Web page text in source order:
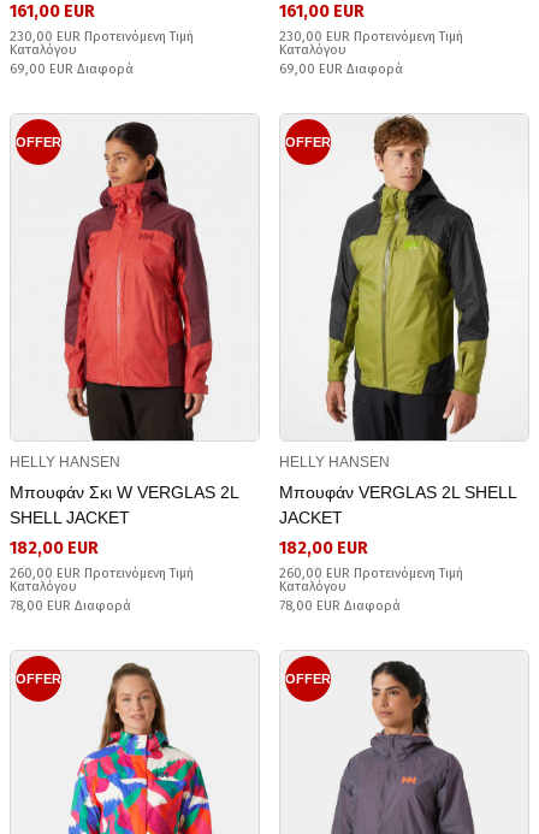
161,00 EUR
230,00 EUR Προτεινόμενη Τιμή
Καταλόγου
69,00 EUR Διαφορά
161,00 EUR
230,00 EUR Προτεινόμενη Τιμή
Καταλόγου
69,00 EUR Διαφορά
OFFER
HELLY HANSEN
Μπουφάν Σκι W VERGLAS 2L
SHELL JACKET
182,00 EUR
260,00 EUR Προτεινόμενη Τιμή
Καταλόγου
78,00 EUR Διαφορά
OFFER
HELLY HANSEN
Μπουφάν VERGLAS 2L SHELL
JACKET
182,00 EUR
260,00 EUR Προτεινόμενη Τιμή
Καταλόγου
78,00 EUR Διαφορά
OFFER OFFER